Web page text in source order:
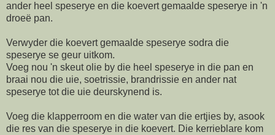
ander heel speserye en die koevert gemaalde speserye in 'n
droeë pan.
Verwyder die koevert gemaalde speserye sodra die
speserye se geur uitkom.
Voeg nou 'n skeut olie by die heel speserye in die pan en
braai nou die uie, soetrissie, brandrissie en ander nat
speserye tot die uie deurskynend is.
Voeg die klapperroom en die water van die ertjies by, asook
die res van die speserye in die koevert. Die kerrieblare kom